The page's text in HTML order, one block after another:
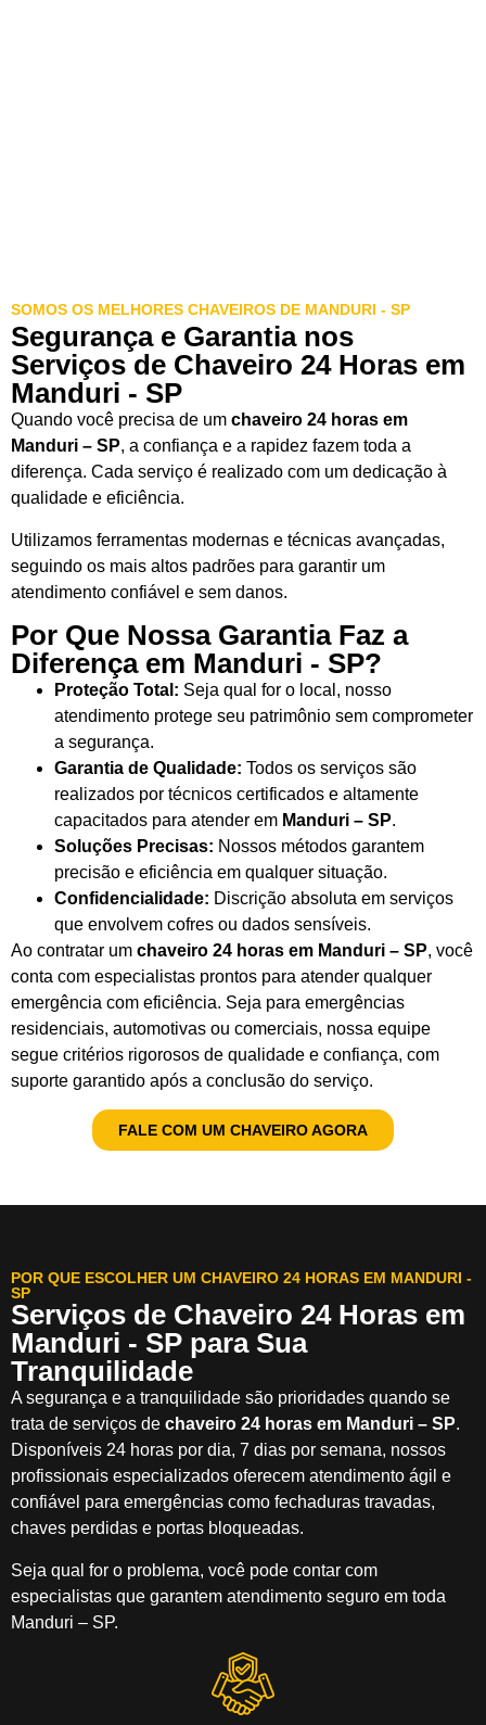
SOMOS OS MELHORES CHAVEIROS DE MANDURI - SP
Segurança e Garantia nos
Serviços de Chaveiro 24 Horas em
Manduri - SP
Quando você precisa de um chaveiro 24 horas em
Manduri – SP, a confiança e a rapidez fazem toda a
diferença. Cada serviço é realizado com um dedicação à
qualidade e eficiência.
Utilizamos ferramentas modernas e técnicas avançadas,
seguindo os mais altos padrões para garantir um
atendimento confiável e sem danos.
Por Que Nossa Garantia Faz a
Diferença em Manduri - SP?
Proteção Total: Seja qual for o local, nosso
atendimento protege seu patrimônio sem comprometer
a segurança.
Garantia de Qualidade: Todos os serviços são
realizados por técnicos certificados e altamente
capacitados para atender em Manduri – SP.
Soluções Precisas: Nossos métodos garantem
precisão e eficiência em qualquer situação.
Confidencialidade: Discrição absoluta em serviços
que envolvem cofres ou dados sensíveis.
Ao contratar um chaveiro 24 horas em Manduri – SP, você
conta com especialistas prontos para atender qualquer
emergência com eficiência. Seja para emergências
residenciais, automotivas ou comerciais, nossa equipe
segue critérios rigorosos de qualidade e confiança, com
suporte garantido após a conclusão do serviço.
FALE COM UM CHAVEIRO AGORA
POR QUE ESCOLHER UM CHAVEIRO 24 HORAS EM MANDURI -
SP
Serviços de Chaveiro 24 Horas em
Manduri - SP para Sua
Tranquilidade
A segurança e a tranquilidade são prioridades quando se
trata de serviços de chaveiro 24 horas em Manduri – SP.
Disponíveis 24 horas por dia, 7 dias por semana, nossos
profissionais especializados oferecem atendimento ágil e
confiável para emergências como fechaduras travadas,
chaves perdidas e portas bloqueadas.
Seja qual for o problema, você pode contar com
especialistas que garantem atendimento seguro em toda
Manduri – SP.